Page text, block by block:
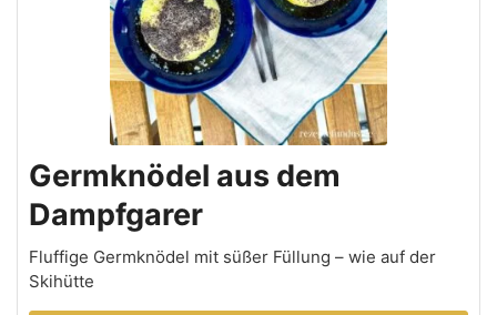
Germknödel aus dem
Dampfgarer
Fluffige Germknödel mit süßer Füllung – wie auf der
Skihütte